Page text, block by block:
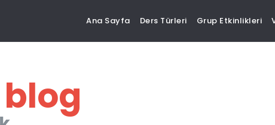
Ana Sayfa Ders Türleri Grup Etkinlikleri